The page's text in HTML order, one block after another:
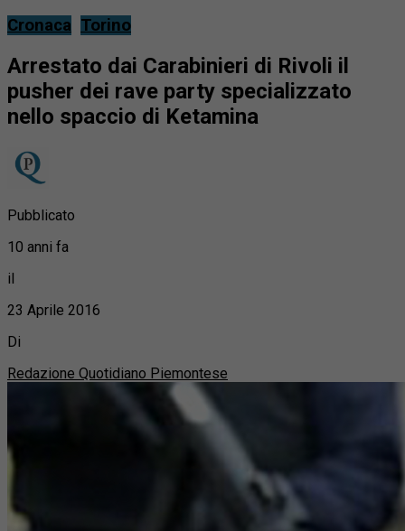
Cronaca Torino
Arrestato dai Carabinieri di Rivoli il
pusher dei rave party specializzato
nello spaccio di Ketamina
Pubblicato
10 anni fa
il
23 Aprile 2016
Di
Redazione Quotidiano Piemontese